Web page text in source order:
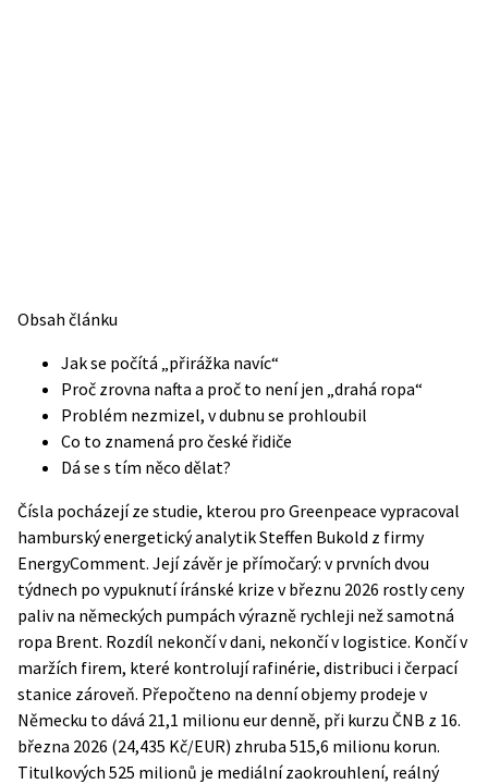
Obsah článku
Jak se počítá „přirážka navíc“
Proč zrovna nafta a proč to není jen „drahá ropa“
Problém nezmizel, v dubnu se prohloubil
Co to znamená pro české řidiče
Dá se s tím něco dělat?
Čísla pocházejí ze studie, kterou pro Greenpeace vypracoval
hamburský energetický analytik Steffen Bukold z firmy
EnergyComment. Její závěr je přímočarý: v prvních dvou
týdnech po vypuknutí íránské krize v březnu 2026 rostly ceny
paliv na německých pumpách výrazně rychleji než samotná
ropa Brent. Rozdíl nekončí v dani, nekončí v logistice. Končí v
maržích firem, které kontrolují rafinérie, distribuci i čerpací
stanice zároveň. Přepočteno na denní objemy prodeje v
Německu to dává 21,1 milionu eur denně, při kurzu ČNB z 16.
března 2026 (24,435 Kč/EUR) zhruba 515,6 milionu korun.
Titulkových 525 milionů je mediální zaokrouhlení, reálný